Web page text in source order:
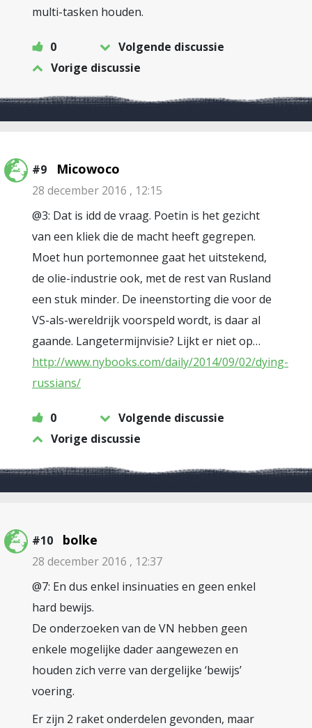
multi-tasken houden.
0
Volgende discussie
Vorige discussie
#9 Micowoco
28 december 2016 , 12:15
@3: Dat is idd de vraag. Poetin is het gezicht
van een kliek die de macht heeft gegrepen.
Moet hun portemonnee gaat het uitstekend,
de olie-industrie ook, met de rest van Rusland
een stuk minder. De ineenstorting die voor de
VS-als-wereldrijk voorspeld wordt, is daar al
gaande. Langetermijnvisie? Lijkt er niet op…
http://www.nybooks.com/daily/2014/09/02/dying-
russians/
0
Volgende discussie
Vorige discussie
#10 bolke
28 december 2016 , 12:37
@7: En dus enkel insinuaties en geen enkel
hard bewijs.
De onderzoeken van de VN hebben geen
enkele mogelijke dader aangewezen en
houden zich verre van dergelijke ‘bewijs’
voering.
Er zijn 2 raket onderdelen gevonden, maar